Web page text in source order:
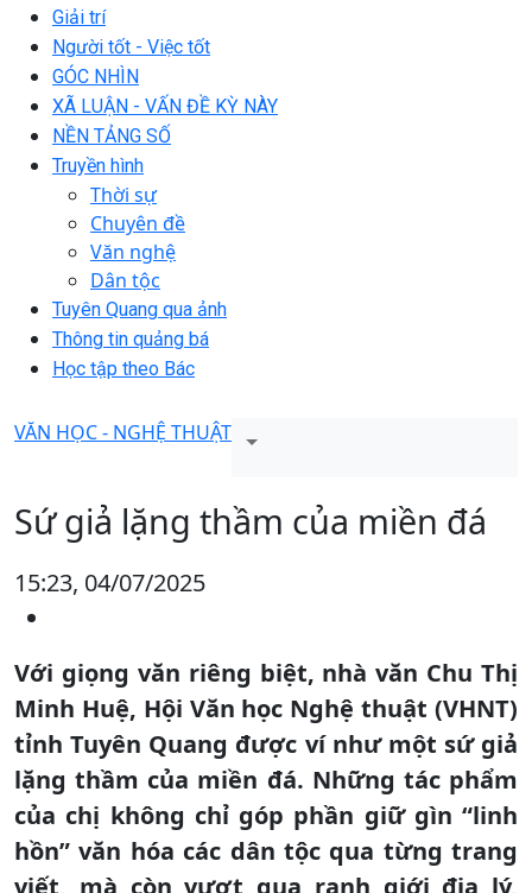
Giải trí
Người tốt - Việc tốt
GÓC NHÌN
XÃ LUẬN - VẤN ĐỀ KỲ NÀY
NỀN TẢNG SỐ
Truyền hình
Thời sự
Chuyên đề
Văn nghệ
Dân tộc
Tuyên Quang qua ảnh
Thông tin quảng bá
Học tập theo Bác
VĂN HỌC - NGHỆ THUẬT
Sứ giả lặng thầm của miền đá
15:23, 04/07/2025
Với giọng văn riêng biệt, nhà văn Chu Thị
Minh Huệ, Hội Văn học Nghệ thuật (VHNT)
tỉnh Tuyên Quang được ví như một sứ giả
lặng thầm của miền đá. Những tác phẩm
của chị không chỉ góp phần giữ gìn “linh
hồn” văn hóa các dân tộc qua từng trang
viết, mà còn vượt qua ranh giới địa lý,